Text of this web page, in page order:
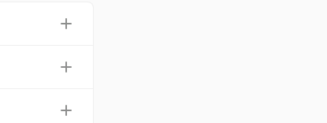
重平均を考
確実性を減